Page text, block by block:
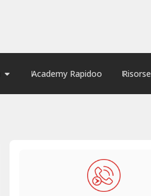
Academy Rapidoo Risorse